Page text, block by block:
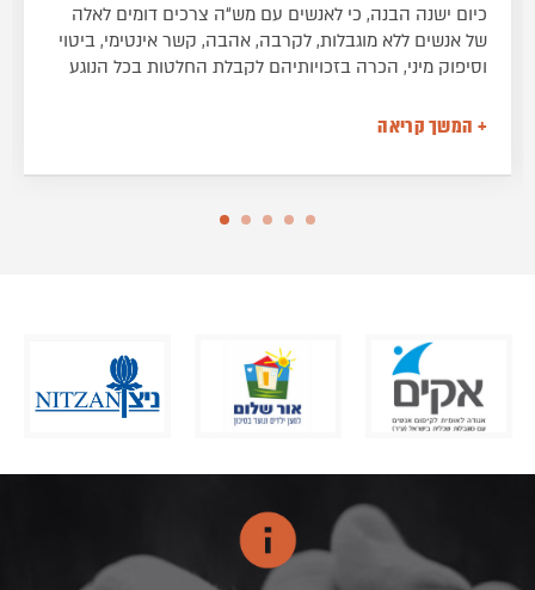
כיום ישנה הבנה, כי לאנשים עם מש“ה צרכים דומים לאלה
של אנשים ללא מוגבלות, לקרבה, אהבה, קשר אינטימי, ביטוי
וסיפוק מיני, הכרה בזכויותיהם לקבלת החלטות בכל הנוגע
מיני באופן מכובד, כמו גם הגנה מפני מצבי ניצול.
שבין מיניות ומוגבלות שכלית, סקירה קצרה של נקודות
הסביבה בתהליך, התערבות מערכתית ומשמעות החינוך
+ המשך קריאה